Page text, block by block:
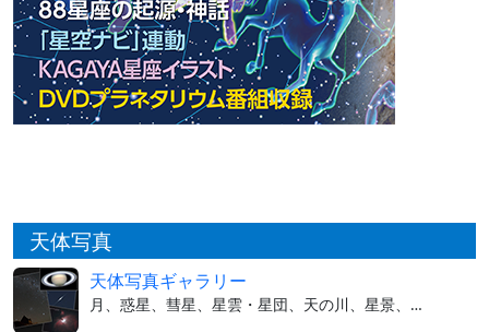
天体写真
天体写真ギャラリー
月、惑星、彗星、星雲・星団、天の川、星景、…